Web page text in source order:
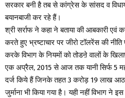
सरकार बनी है तब से कांग्रेस के सांसद व
बयानबाजी कर रहे हैं।
श्री सर्राफ ने कहा ने बताया की आबकारी एवं
करते हुए भ्रष्टाचार पर जीरो टॉलरेंस की नीति
करके विभाग के नियमों को तोडऩे वालों के
एक अप्रैल, 2015 से आज तक यानी सिर्फ 5
दर्ज किये हैं जिनके तहत 3 करोड़ 19 लाख आठ
जुर्माना भी किया गया है। यही नहीं विभाग ने